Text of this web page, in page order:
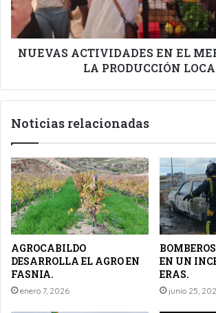
LA
PRODUCCIÓN
LOCAL.
NUEVAS ACTIVIDADES EN EL
LA PRODUCCIÓN
Noticias relacionadas
AGROCABILDO
DESARROLLA EL AGRO EN
FASNIA.
enero 7, 2026
EN UN
ERAS.
junio 25,